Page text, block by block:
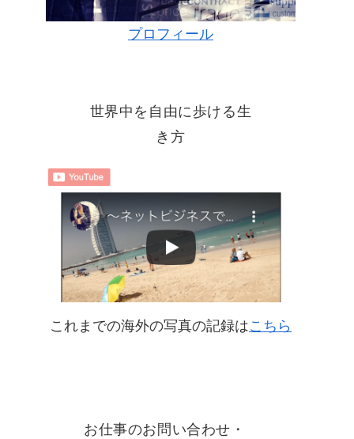
プロフィール
世界中を自由に歩ける生
き方
これまでの海外の写真の記録はこちら
お仕事のお問い合わせ・